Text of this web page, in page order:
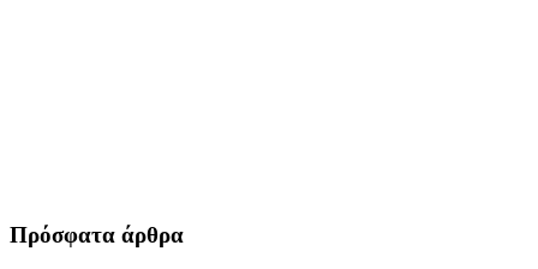
Πρόσφατα άρθρα